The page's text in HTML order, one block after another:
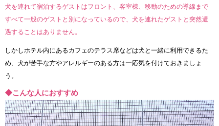
犬を連れて宿泊するゲストはフロント、客室棟、移動のための導線まで
すべて一般のゲストと別になっているので、犬を連れたゲストと突然遭
遇することはありません。
しかしホテル内にあるカフェのテラス席などは犬と一緒に利用できるた
め、犬が苦手な方やアレルギーのある方は一応気を付けておきましょ
う。
◆こんな人におすすめ